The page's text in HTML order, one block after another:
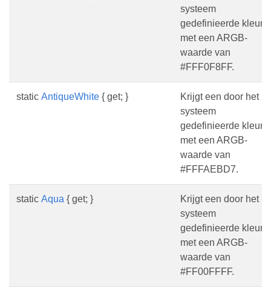
systeem
gedefinieerde kleur
met een ARGB-
waarde van
#FFF0F8FF.
static AntiqueWhite { get; }
Krijgt een door het
systeem
gedefinieerde kleur
met een ARGB-
waarde van
#FFFAEBD7.
static Aqua { get; }
Krijgt een door het
systeem
gedefinieerde kleur
met een ARGB-
waarde van
#FF00FFFF.